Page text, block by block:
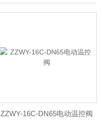
ZZWY-16C-DN65电动温控阀